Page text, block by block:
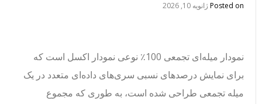
Posted onژانویه 10, 2026
نمودار میله‌ای تجمعی 100٪ نوعی نمودار اکسل است که
برای نمایش درصدهای نسبی سری‌های داده‌ای متعدد در یک
میله تجمعی طراحی شده است، به طوری که مجموع